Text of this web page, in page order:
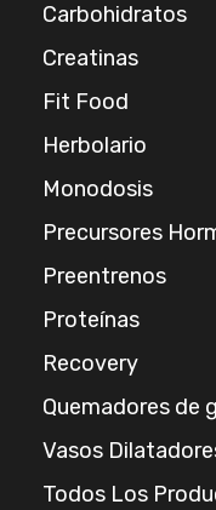
Carbohidratos
Creatinas
Fit Food
Herbolario
Monodosis
Precursores
Preentrenos
Proteínas
Recovery
Quemadores de
Vasos
Todos Los